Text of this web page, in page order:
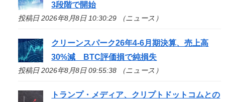
3段階で開始
投稿日 2026年8月8日 10:30:29 （ニュース）
クリーンスパーク26年4-6月期決算、売上高
30%減 BTC評価損で純損失
投稿日 2026年8月8日 09:55:38 （ニュース）
トランプ・メディア、クリプトドットコムとの